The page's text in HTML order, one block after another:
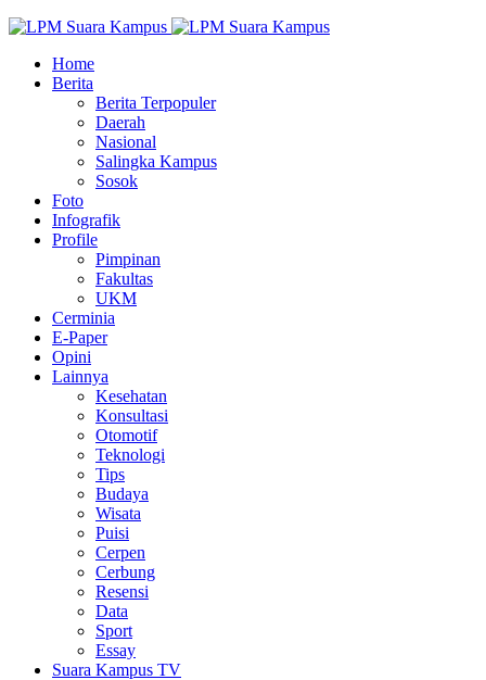
Home
Berita
Berita Terpopuler
Daerah
Nasional
Salingka Kampus
Sosok
Foto
Infografik
Profile
Pimpinan
Fakultas
UKM
Cerminia
E-Paper
Opini
Lainnya
Kesehatan
Konsultasi
Otomotif
Teknologi
Tips
Budaya
Wisata
Puisi
Cerpen
Cerbung
Resensi
Data
Sport
Essay
Suara Kampus TV